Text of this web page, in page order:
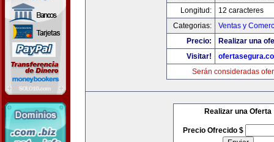
Longitud:
12 caracteres
Categorias:
Ventas y
Precio:
Realizar una
Visitar!
Serán consideradas
Realizar una Oferta
Precio Ofrecido $